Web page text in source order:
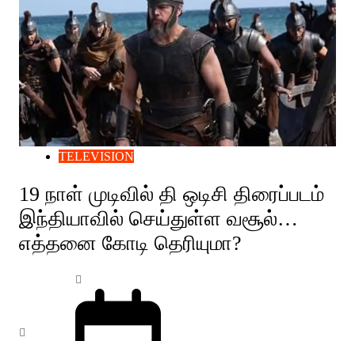
TELEVISION
19 நாள் முடிவில் தி ஒடிசி திரைப்படம்
இந்தியாவில் செய்துள்ள வசூல்…
எத்தனை கோடி தெரியுமா?